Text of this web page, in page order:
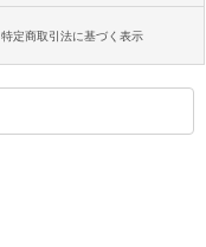
特定商取引法に基づく表示